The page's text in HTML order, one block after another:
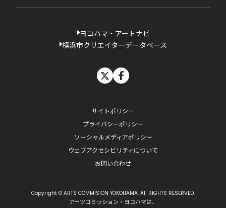
ヨコハマ・アートナビ
横浜市クリエイターデータベース
サイトポリシー
プライバシーポリシー
ソーシャルメディアポリシー
ウェブアクセシビリティについて
お問い合わせ
Copyright © ARTS COMMISION YOKOHAMA, All RIGHTS RESERVED.
アーツコミッション・ヨコハマは、